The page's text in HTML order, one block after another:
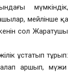
мейлінше
сол
ұстатып
аршып, мүжи